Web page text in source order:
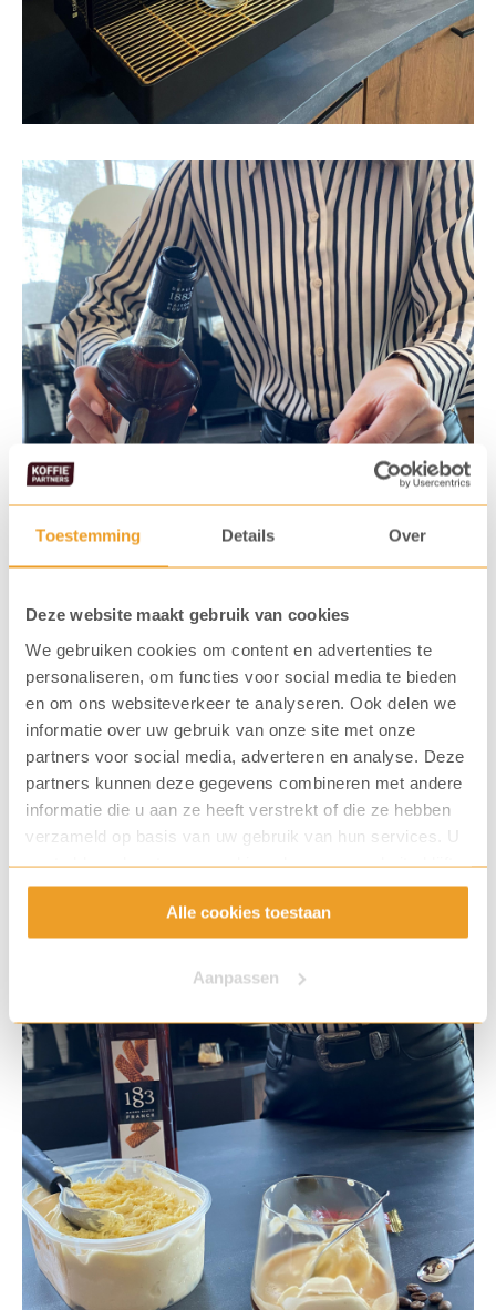
Toestemming Details Over
Deze website maakt gebruik van cookies
We gebruiken cookies om content en advertenties te
personaliseren, om functies voor social media te bieden
en om ons websiteverkeer te analyseren. Ook delen we
informatie over uw gebruik van onze site met onze
partners voor social media, adverteren en analyse. Deze
partners kunnen deze gegevens combineren met andere
informatie die u aan ze heeft verstrekt of die ze hebben
verzameld op basis van uw gebruik van hun services. U
gaat akkoord met onze cookies als u onze website blijft
gebruiken.
Alle cookies toestaan
Aanpassen